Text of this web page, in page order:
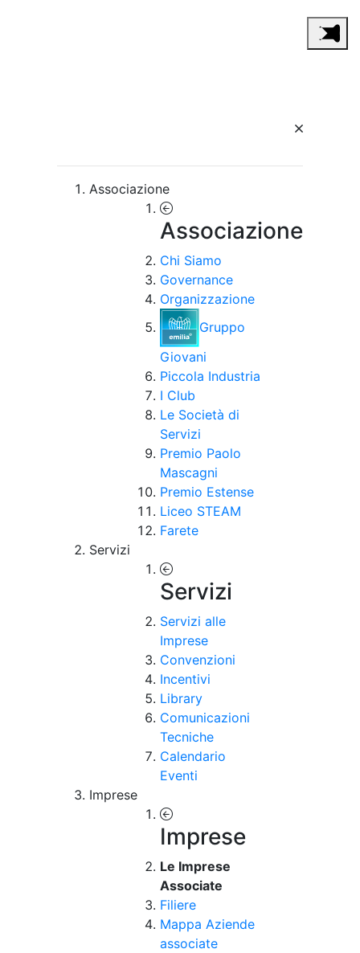
Associazione
Associazione
Chi Siamo
Governance
Organizzazione
Gruppo
Giovani
Piccola Industria
I Club
Le Società di
Servizi
Premio Paolo
Mascagni
Premio Estense
Liceo STEAM
Farete
Servizi
Servizi
Servizi alle
Imprese
Convenzioni
Incentivi
Library
Comunicazioni
Tecniche
Calendario
Eventi
Imprese
Imprese
Le Imprese
Associate
Filiere
Mappa Aziende
associate